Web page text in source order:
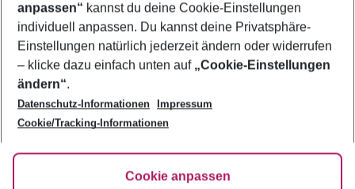
Footer
Footer navigation
Über uns
AGB
Bestpreisgarantie
Cookie-Einstellungen ändern
Cookie-Richtlinie
Agenturbetreuung
Barrierefreies Reisen
FAQ
HanseMerkur Reiseversicherung
Folge uns
anpassen“ kannst du deine Cookie-Einstellungen
individuell anpassen. Du kannst deine Privatsphäre-
Einstellungen natürlich jederzeit ändern oder widerrufen
– klicke dazu einfach unten auf „Cookie-Einstellungen
ändern“.
Datenschutz-Informationen
Impressum
Cookie/Tracking-Informationen
Cookie anpassen